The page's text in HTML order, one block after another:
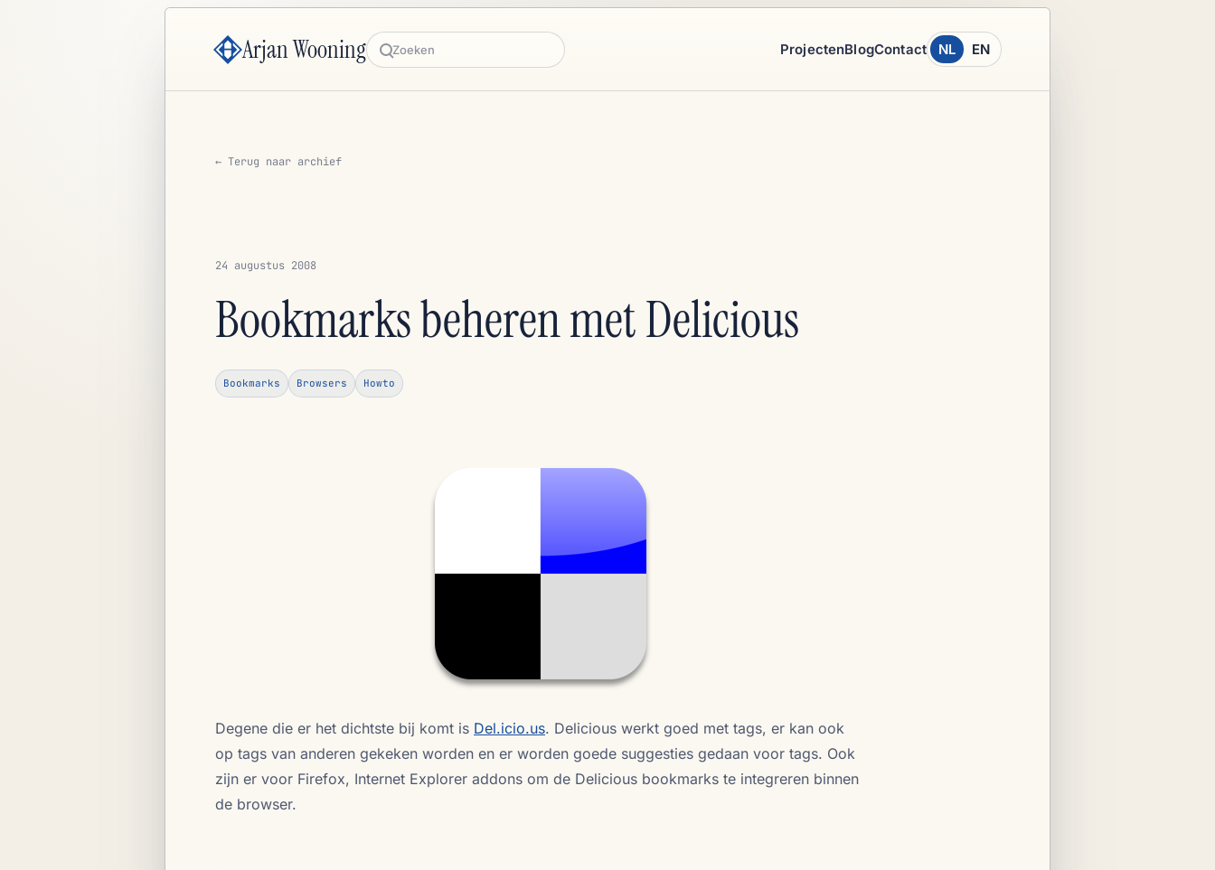
Arjan Wooning Zoeken
ProjectenBlogContact NL EN
← Terug naar archief
24 augustus 2008
Bookmarks beheren met Delicious
Bookmarks Browsers Howto
Degene die er het dichtste bij komt is Del.icio.us. Delicious werkt goed met tags, er kan ook
op tags van anderen gekeken worden en er worden goede suggesties gedaan voor tags. Ook
zijn er voor Firefox, Internet Explorer addons om de Delicious bookmarks te integreren binnen
de browser.